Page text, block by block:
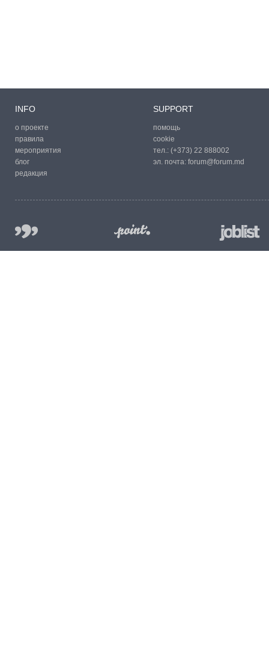
INFO
о проекте
правила
мероприятия
блог
редакция
SUPPORT
помощь
cookie
тел.: (+373) 22 888002
эл. почта: forum@forum.md